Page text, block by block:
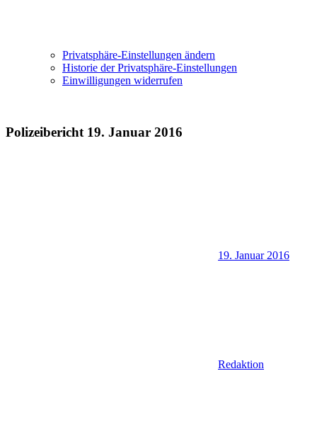
Privatsphäre-Einstellungen ändern
Historie der Privatsphäre-Einstellungen
Einwilligungen widerrufen
Polizeibericht 19. Januar 2016
19. Januar 2016
Redaktion